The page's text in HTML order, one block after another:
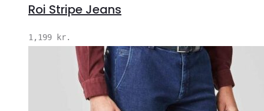
Roi Stripe Jeans
1,199 kr.